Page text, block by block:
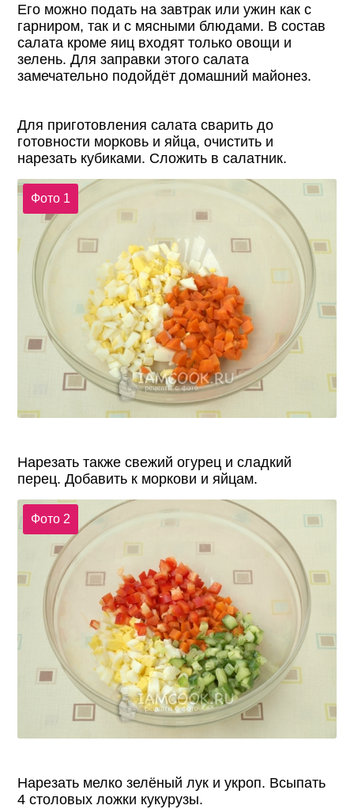
Его можно подать на завтрак или ужин как с
гарниром, так и с мясными блюдами. В состав
салата кроме яиц входят только овощи и
зелень. Для заправки этого салата
замечательно подойдёт домашний майонез.
Для приготовления салата сварить до
готовности морковь и яйца, очистить и
нарезать кубиками. Сложить в салатник.
Фото 1
Нарезать также свежий огурец и сладкий
перец. Добавить к моркови и яйцам.
Фото 2
Нарезать мелко зелёный лук и укроп. Всыпать
4 столовых ложки кукурузы.